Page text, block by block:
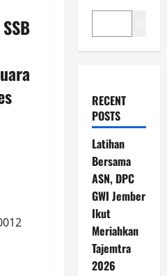
RECENT
POSTS
Latihan
Bersama
ASN, DPC
GWI Jember
Ikut
Meriahkan
Tajemtra
2026